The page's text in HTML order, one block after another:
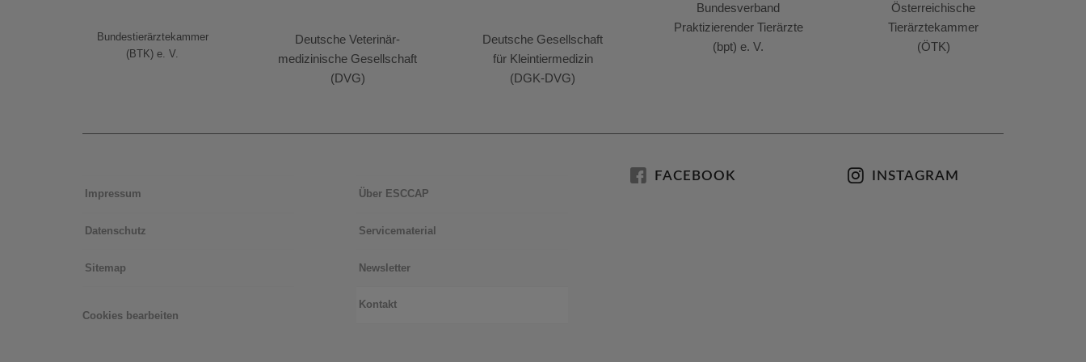
Bundestierärztekammer
(BTK) e. V.
Deutsche Veterinär-
medizinische Gesellschaft
(DVG)
Deutsche Gesellschaft
für Kleintiermedizin
(DGK-DVG)
Bundesverband
Praktizierender Tierärzte
(bpt) e. V.
Österreichische
Tierärztekammer
(ÖTK)
Impressum
Datenschutz
Sitemap
Cookies bearbeiten
Über ESCCAP
Servicematerial
Newsletter
Kontakt
FACEBOOK INSTAGRAM